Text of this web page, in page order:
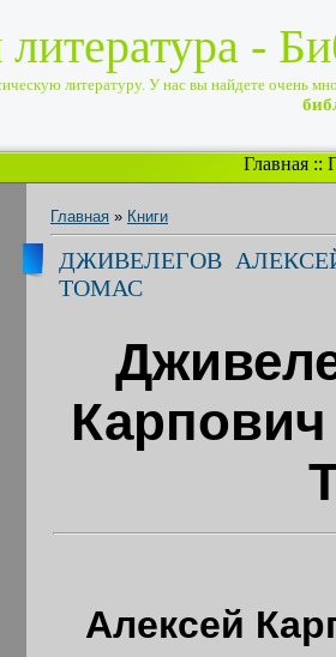
литература -
литературу. У нас вы найдете очень
Главная ::
Главная » Книги
ДЖИВЕЛЕГОВ
ТОМАС
Алексей